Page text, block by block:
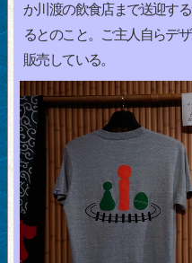
か川渡の飲食店まで送迎す
るとのこと。ご主人自らデ
販売している。